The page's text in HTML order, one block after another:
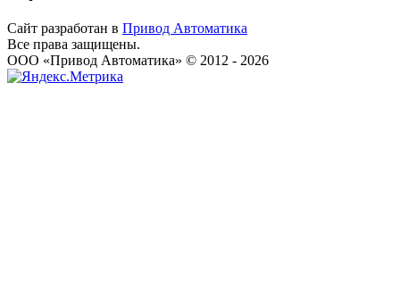
Сайт разработан в Привод Автоматика
Все права защищены.
ООО «Привод Автоматика» © 2012 - 2026